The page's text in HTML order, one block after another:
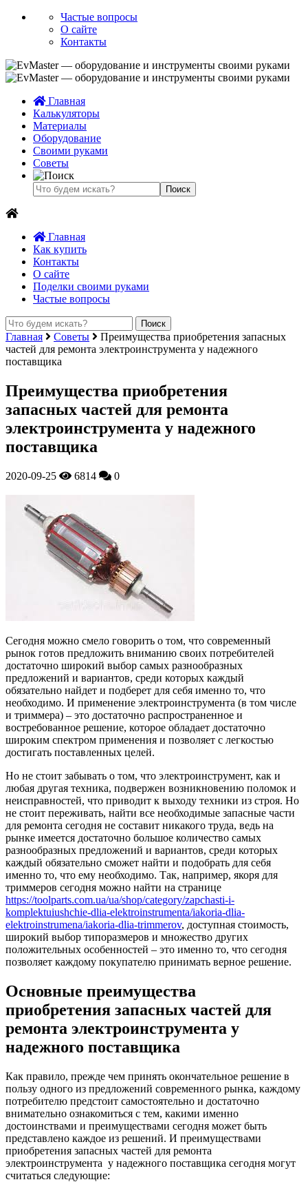
Частые вопросы
О сайте
Контакты
Главная
Калькуляторы
Материалы
Оборудование
Своими руками
Советы
Главная
Как купить
Контакты
О сайте
Поделки своими руками
Частые вопросы
Главная Советы
Преимущества приобретения запасных
частей для ремонта электроинструмента у надежного
поставщика
Преимущества приобретения
запасных частей для ремонта
электроинструмента у надежного
поставщика
2020-09-25 6814 0
Сегодня можно смело говорить о том, что современный
рынок готов предложить вниманию своих потребителей
достаточно широкий выбор самых разнообразных
предложений и вариантов, среди которых каждый
обязательно найдет и подберет для себя именно то, что
необходимо. И применение электроинструмента (в том числе
и триммера) – это достаточно распространенное и
востребованное решение, которое обладает достаточно
широким спектром применения и позволяет с легкостью
достигать поставленных целей.
Но не стоит забывать о том, что электроинструмент, как и
любая другая техника, подвержен возникновению поломок и
неисправностей, что приводит к выходу техники из строя. Но
не стоит переживать, найти все необходимые запасные части
для ремонта сегодня не составит никакого труда, ведь на
рынке имеется достаточно большое количество самых
разнообразных предложений и вариантов, среди которых
каждый обязательно сможет найти и подобрать для себя
именно то, что ему необходимо. Так, например, якоря для
триммеров сегодня можно найти на странице
https://toolparts.com.ua/ua/shop/category/zapchasti-i-
komplektuiushchie-dlia-elektroinstrumenta/iakoria-dlia-
elektroinstrumena/iakoria-dlia-trimmerov, доступная стоимость,
широкий выбор типоразмеров и множество других
положительных особенностей – это именно то, что сегодня
позволяет каждому покупателю принимать верное решение.
Основные преимущества
приобретения запасных частей для
ремонта электроинструмента у
надежного поставщика
Как правило, прежде чем принять окончательное решение в
пользу одного из предложений современного рынка, каждому
потребителю предстоит самостоятельно и достаточно
внимательно ознакомиться с тем, какими именно
достоинствами и преимуществами сегодня может быть
представлено каждое из решений. И преимуществами
приобретения запасных частей для ремонта
электроинструмента у надежного поставщика сегодня могут
считаться следующие: